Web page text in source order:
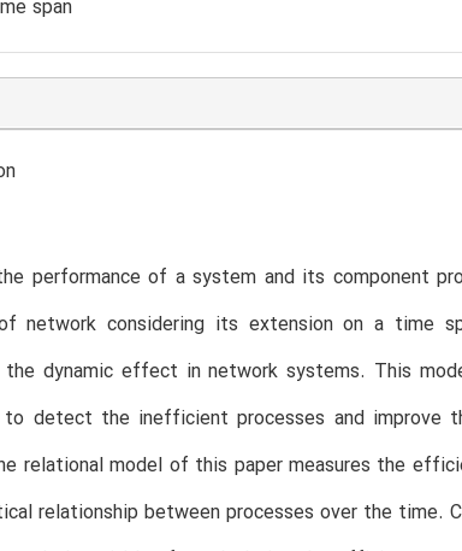
span
performance of a system and its component
network considering its extension on a time
the dynamic effect in network systems. This
to detect the inefficient processes and improve
relational model of this paper measures the
relationship between processes over the time.